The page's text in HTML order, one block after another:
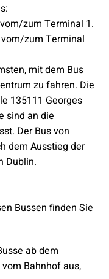
zum Terminal 1.
zum Terminal
mit dem Bus
zu fahren. Die
135111 Georges
sind an die
Der Bus von
dem Ausstieg der
Dublin.
Bussen finden Sie
ab dem
Bahnhof aus,